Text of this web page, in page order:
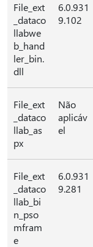
File_ext
_dataco
llabwe
b_hand
ler_bin.
dll
6.0.931
9.102
File_ext
_dataco
llab_as
px
Não
aplicáv
el
File_ext
_dataco
llab_bi
n_pso
mfram
e
6.0.931
9.281